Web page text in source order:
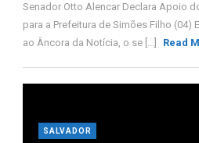
Senador Otto Alencar Declara Apoio
para a Prefeitura de Simões Filho (04)
ao Âncora da Notícia, o se [...]
Read
SALVADOR